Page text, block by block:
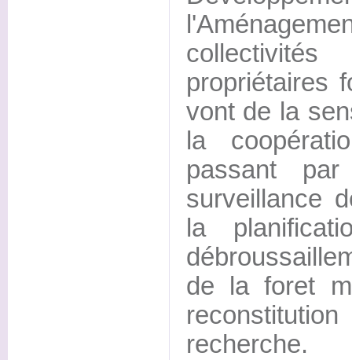
propriétaires
vont de la
la
passant
surveillance
la
de la foret
recherche.